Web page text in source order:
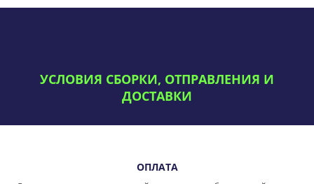
УСЛОВИЯ СБОРКИ, ОТПРАВЛЕНИЯ И
ДОСТАВКИ
ОПЛАТА